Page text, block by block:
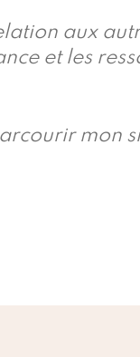
aux
et les
mon